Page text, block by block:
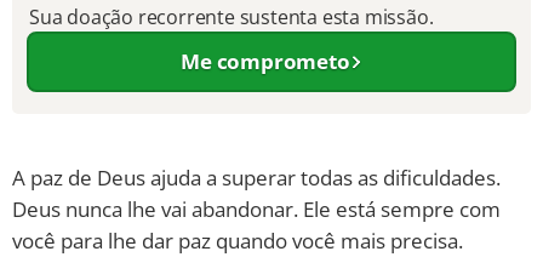
Sua doação recorrente sustenta esta missão.
Me comprometo
A paz de Deus ajuda a superar todas as dificuldades.
Deus nunca lhe vai abandonar. Ele está sempre com
você para lhe dar paz quando você mais precisa.